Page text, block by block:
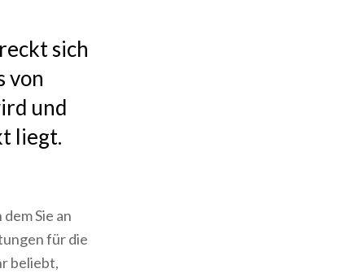
sich
von
und
liegt.
Sie an
für die
beliebt,